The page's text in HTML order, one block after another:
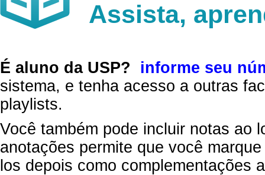
Assista,
É aluno da USP?
informe seu
sistema, e tenha acesso a outras
playlists.
Você também pode incluir notas ao
anotações permite que você
los depois como complementações